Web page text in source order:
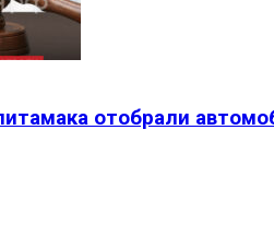
отобрали